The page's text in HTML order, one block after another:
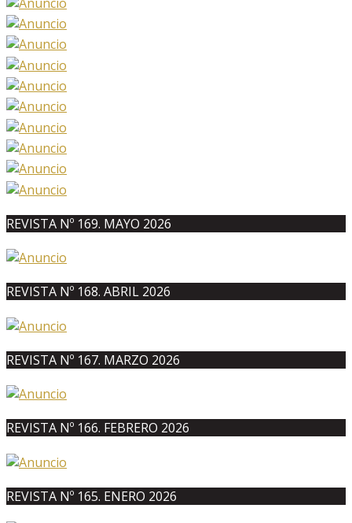
REVISTA Nº 169. MAYO 2026
REVISTA Nº 168. ABRIL 2026
REVISTA Nº 167. MARZO 2026
REVISTA Nº 166. FEBRERO 2026
REVISTA Nº 165. ENERO 2026